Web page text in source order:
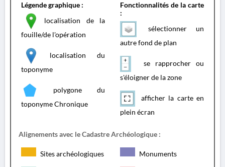
Légende graphique :
localisation de la
fouille/de l'opération
localisation du
toponyme
polygone du
toponyme Chronique
Fonctionnalités de la carte
:
sélectionner un
autre fond de plan
se rapprocher ou
s'éloigner de la zone
afficher la carte en
plein écran
Alignements avec le Cadastre Archéologique :
Sites archéologiques Monuments